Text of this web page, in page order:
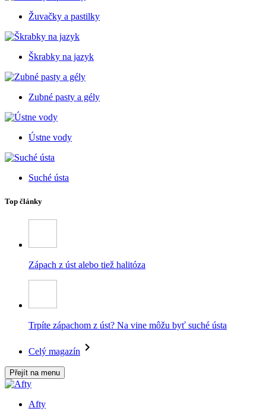
Žuvačky a pastilky
Škrabky na jazyk
Zubné pasty a gély
Ústne vody
Suché ústa
Top články
Zápach z úst alebo tiež halitóza
Trpíte zápachom z úst? Na vine môžu byť suché ústa
Celý magazín
Přejít na menu
Afty